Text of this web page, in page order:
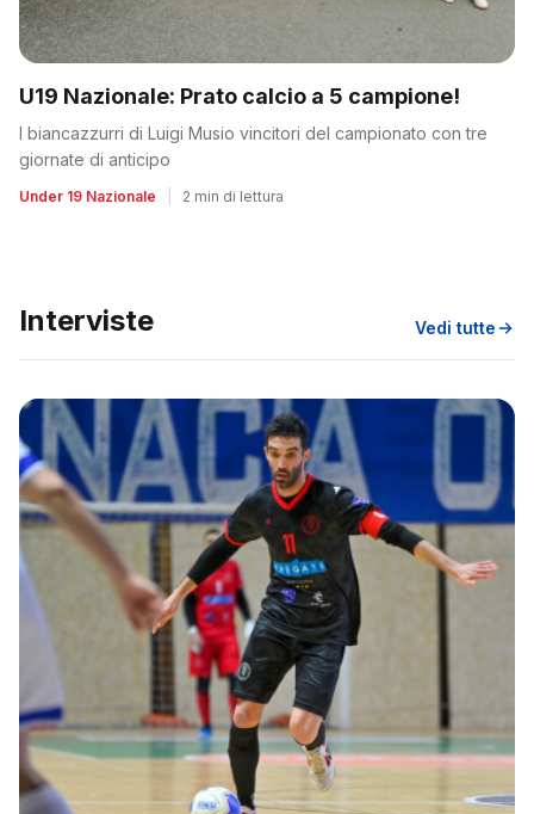
U19 Nazionale: Prato calcio a 5 campione!
I biancazzurri di Luigi Musio vincitori del campionato con tre
giornate di anticipo
Under 19 Nazionale 2 min di lettura
Interviste Vedi tutte